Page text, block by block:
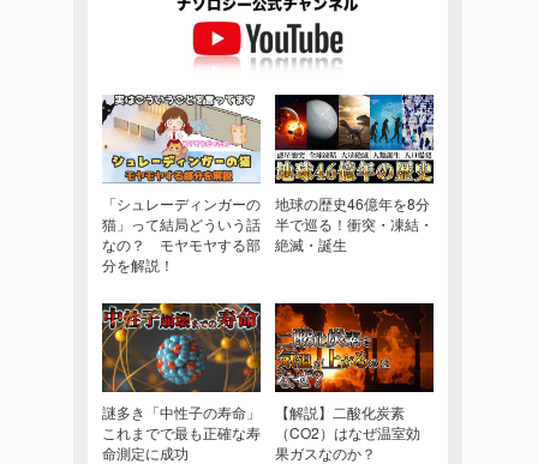
「シュレーディンガーの
猫」って結局どういう話
なの？ モヤモヤする部
分を解説！
地球の歴史46億年を8分
半で巡る！衝突・凍結・
絶滅・誕生
謎多き「中性子の寿命」
これまでで最も正確な寿
命測定に成功
【解説】二酸化炭素
（CO2）はなぜ温室効
果ガスなのか？